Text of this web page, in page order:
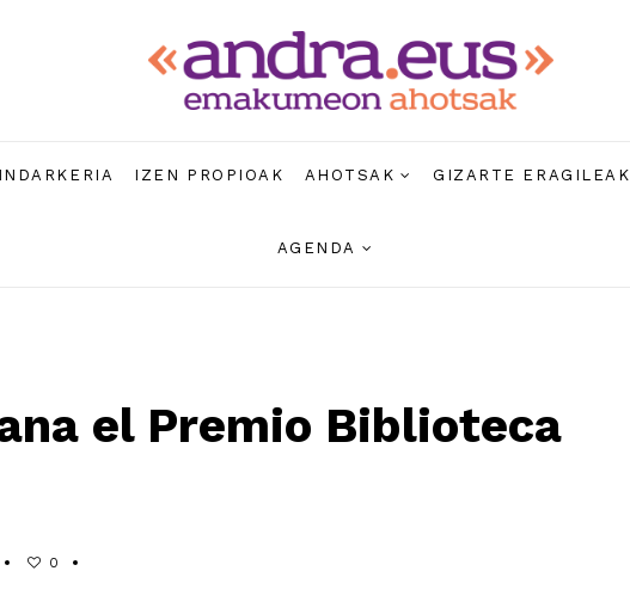
INDARKERIA IZEN PROPIOAK AHOTSAK GIZARTE ERAGILEAK
AGENDA
el Premio Biblioteca
0